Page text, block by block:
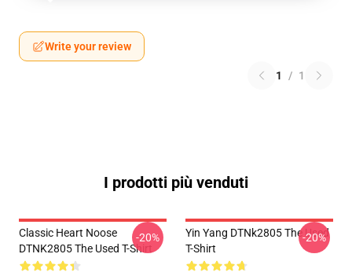
Write your review
1 / 1
I prodotti più venduti
Classic Heart Noose
DTNK2805 The Used T-Shirt
-20%
Yin Yang DTNk2805 The Used
T-Shirt
-20%